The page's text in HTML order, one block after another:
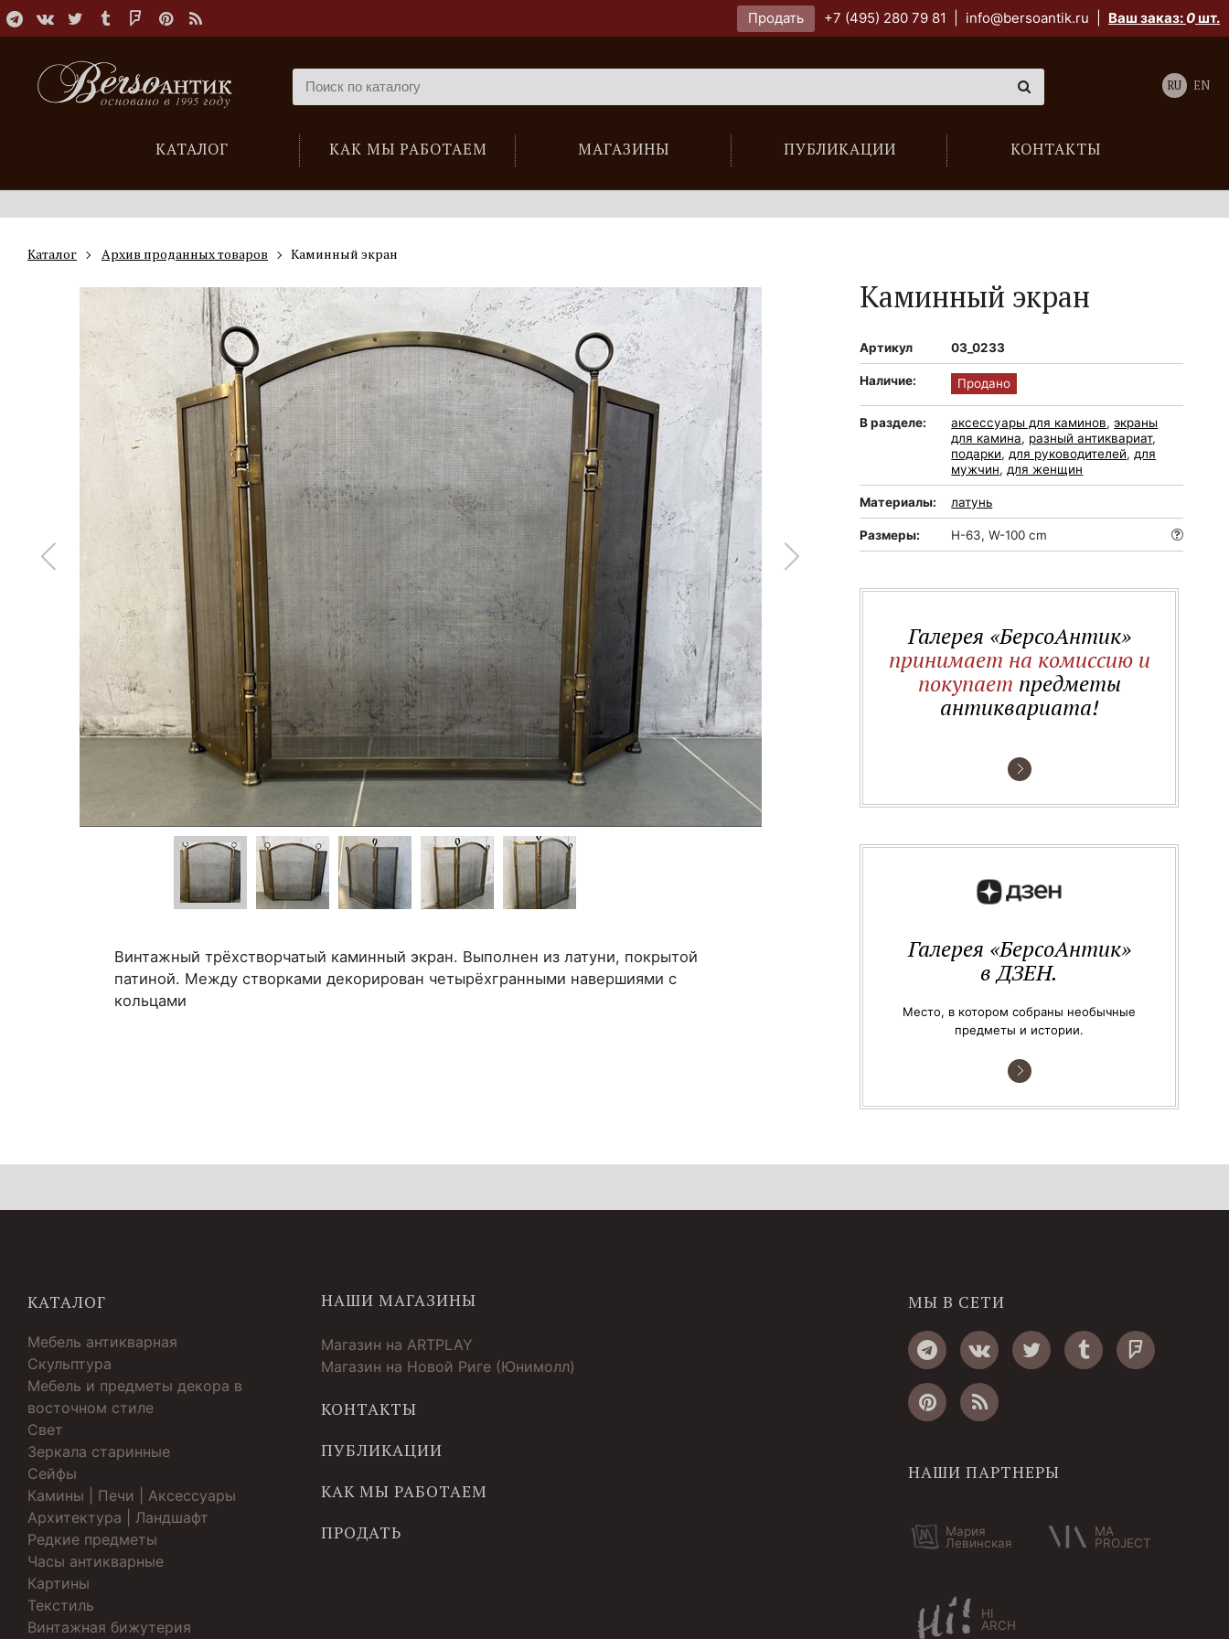
Продать +7 (495) 280 79 81 info@bersoantik.ru Ваш заказ:0шт.
КАТАЛОГ КАК МЫ РАБОТАЕМ МАГАЗИНЫ ПУБЛИКАЦИИ КОНТАКТЫ
RU EN
Каталог Архив проданных товаров Каминный экран
Винтажный трёхстворчатый каминный экран. Выполнен из латуни, покрытой
патиной. Между створками декорирован четырёхгранными навершиями с
кольцами
Каминный экран
Артикул 03_0233
Наличие: Продано
В разделе: аксессуары для каминов,экраны
для камина, разный антиквариат,
подарки, для руководителей, для
мужчин, для женщин
Материалы: латунь
Размеры: H-63, W-100 cm
Галерея «БерсоАнтик»
принимает на комиссию и
покупает предметы
антиквариата!
Галерея «БерсоАнтик»
в ДЗЕН.
Место, в котором собраны необычные
предметы и истории.
КАТАЛОГ
Мебель антикварная
Скульптура
Мебель и предметы декора в
восточном стиле
Свет
Зеркала старинные
Cейфы
Камины | Печи | Аксессуары
Архитектура | Ландшафт
Редкие предметы
Часы антикварные
Картины
Текстиль
Винтажная бижутерия
НАШИ МАГАЗИНЫ
Магазин на ARTPLAY
Магазин на Новой Риге (Юнимолл)
КОНТАКТЫ
ПУБЛИКАЦИИ
КАК МЫ РАБОТАЕМ
ПРОДАТЬ
МЫ В СЕТИ
НАШИ ПАРТНЕРЫ
Мария
Левинская
MA
PROJECT
HI
ARCH